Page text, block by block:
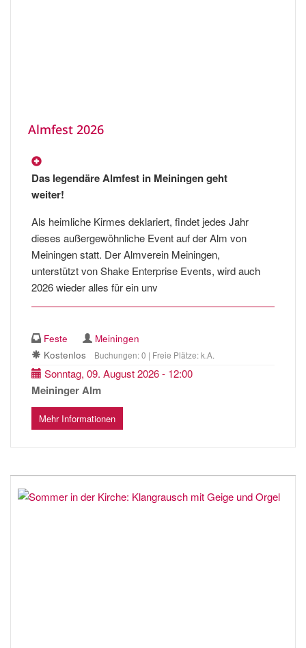
Almfest 2026
Das legendäre Almfest in Meiningen geht
weiter!
Als heimliche Kirmes deklariert, findet jedes Jahr
dieses außergewöhnliche Event auf der Alm von
Meiningen statt. Der Almverein Meiningen,
unterstützt von Shake Enterprise Events, wird auch
2026 wieder alles für ein unv
Feste
Meiningen
Kostenlos
Buchungen: 0 | Freie Plätze: k.A.
Sonntag, 09. August 2026 - 12:00
Meininger Alm
Mehr Informationen